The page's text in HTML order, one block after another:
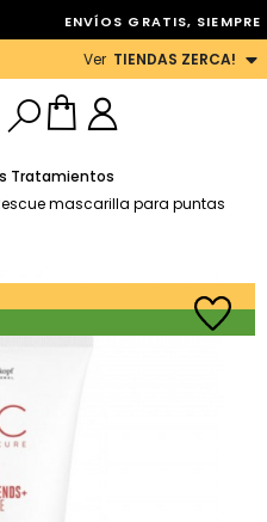
ENVÍOS GRATIS, SIEMPRE
Ver TIENDAS ZERCA!
Tratamientos
mascarilla para puntas